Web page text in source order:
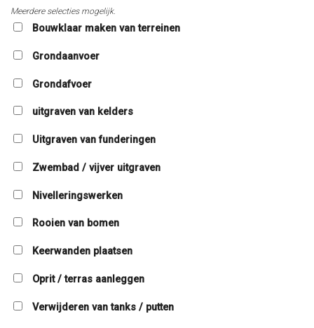
Meerdere selecties mogelijk.
Bouwklaar maken van terreinen
Grondaanvoer
Grondafvoer
uitgraven van kelders
Uitgraven van funderingen
Zwembad / vijver uitgraven
Nivelleringswerken
Rooien van bomen
Keerwanden plaatsen
Oprit / terras aanleggen
Verwijderen van tanks / putten